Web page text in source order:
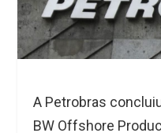
A Petrobras
BW Offshore